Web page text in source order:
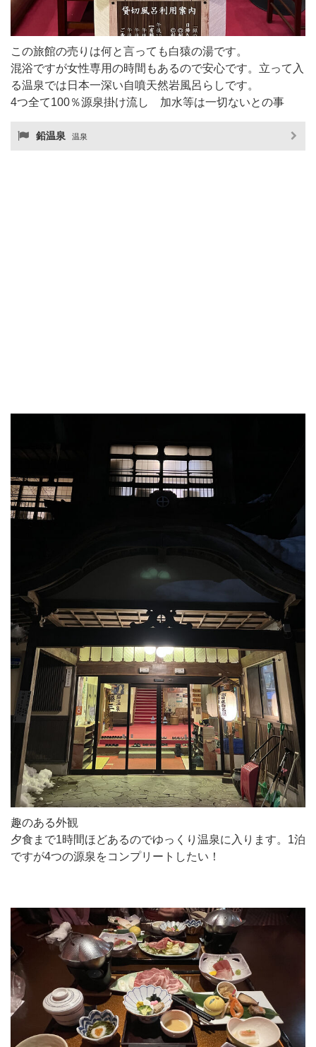
この旅館の売りは何と言っても白猿の湯です。
混浴ですが女性専用の時間もあるので安心です。立って入
る温泉では日本一深い自噴天然岩風呂らしです。
4つ全て100％源泉掛け流し 加水等は一切ないとの事
鉛温泉 温泉
趣のある外観
夕食まで1時間ほどあるのでゆっくり温泉に入ります。1泊
ですが4つの源泉をコンプリートしたい！